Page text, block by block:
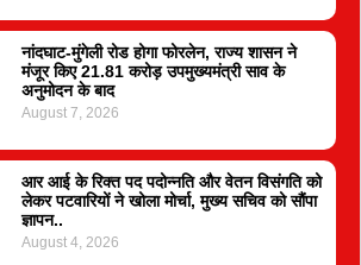
नांदघाट-मुंगेली रोड होगा फोरलेन, राज्य शासन ने
मंजूर किए 21.81 करोड़ उपमुख्यमंत्री साव के
अनुमोदन के बाद
August 7, 2026
आर आई के रिक्त पद पदोन्नति और वेतन विसंगति को
लेकर पटवारियों ने खोला मोर्चा, मुख्य सचिव को सौंपा
ज्ञापन..
August 4, 2026